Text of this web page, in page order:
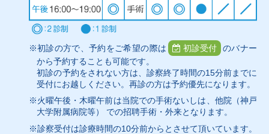
※初診の方で、予約をご希望の際は 初診受付
のバナー
から予約することも可能です。
初診の予約をされない方は、診察終了時間の15分前までに
受付にお越しください。再診の方は予約優先になります。
※火曜午後・木曜午前は当院での手術ないしは、他院（神戸
大学附属病院等） での招聘手術・外来となります。
※診察受付は診療時間の10分前からとさせて頂いています。